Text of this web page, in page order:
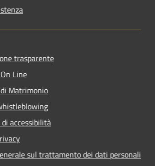
trasparente
Line
Matrimonio
accessibilità
sul trattamento dei dati personali